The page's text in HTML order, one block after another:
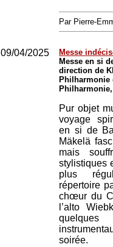
Par Pierre-
09/04/2025
Messe
Messe en si
direction de
Philharmonie
Pur objet
voyage
en si de
Mäkelä
mais
stylistiques
plus
répertoire
chœur du
l’alto
soirée.